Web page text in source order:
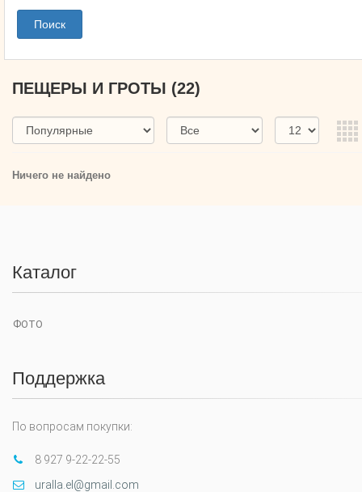
ПЕЩЕРЫ И ГРОТЫ (22)
Ничего не найдено
Каталог
ФОТО
Поддержка
По вопросам покупки:
8 927 9-22-22-55
uralla.el@gmail.com